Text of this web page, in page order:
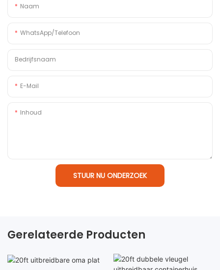
Naam
WhatsApp/Telefoon
Bedrijfsnaam
E-Mail
Inhoud
STUUR NU ONDERZOEK
Gerelateerde Producten